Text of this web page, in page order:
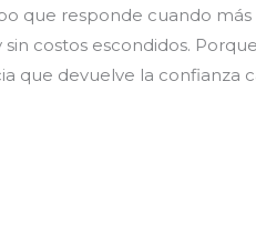
que responde cuando más
costos escondidos.
devuelve la confianza